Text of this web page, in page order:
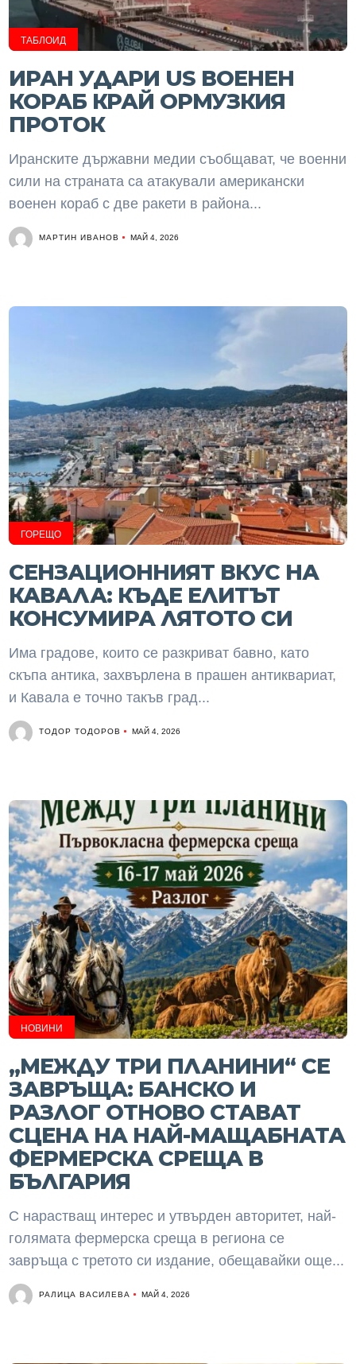
ТАБЛОИД
ИРАН УДАРИ US ВОЕНЕН
КОРАБ КРАЙ ОРМУЗКИЯ
ПРОТОК
Иранските държавни медии съобщават, че военни
сили на страната са атакували американски
военен кораб с две ракети в района...
МАРТИН ИВАНОВ МАЙ 4, 2026
ГОРЕЩО
СЕНЗАЦИОННИЯТ ВКУС НА
КАВАЛА: КЪДЕ ЕЛИТЪТ
КОНСУМИРА ЛЯТОТО СИ
Има градове, които се разкриват бавно, като
скъпа антика, захвърлена в прашен антиквариат,
и Кавала е точно такъв град...
ТОДОР ТОДОРОВ МАЙ 4, 2026
НОВИНИ
„МЕЖДУ ТРИ ПЛАНИНИ“ СЕ
ЗАВРЪЩА: БАНСКО И
РАЗЛОГ ОТНОВО СТАВАТ
СЦЕНА НА НАЙ-МАЩАБНАТА
ФЕРМЕРСКА СРЕЩА В
БЪЛГАРИЯ
С нарастващ интерес и утвърден авторитет, най-
голямата фермерска среща в региона се
завръща с третото си издание, обещавайки още...
РАЛИЦА ВАСИЛЕВА МАЙ 4, 2026